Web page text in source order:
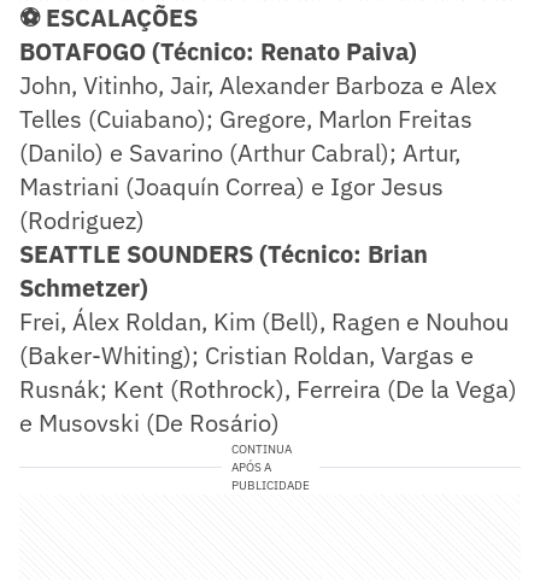
⚽ ESCALAÇÕES
BOTAFOGO (Técnico: Renato Paiva)
John, Vitinho, Jair, Alexander Barboza e Alex
Telles (Cuiabano); Gregore, Marlon Freitas
(Danilo) e Savarino (Arthur Cabral); Artur,
Mastriani (Joaquín Correa) e Igor Jesus
(Rodriguez)
SEATTLE SOUNDERS (Técnico: Brian
Schmetzer)
Frei, Álex Roldan, Kim (Bell), Ragen e Nouhou
(Baker-Whiting); Cristian Roldan, Vargas e
Rusnák; Kent (Rothrock), Ferreira (De la Vega)
e Musovski (De Rosário)
CONTINUA
APÓS A
PUBLICIDADE